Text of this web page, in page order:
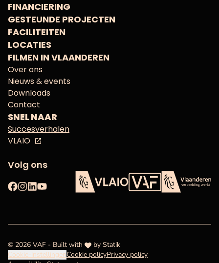
FINANCIERING
GESTEUNDE PROJECTEN
FACILITEITEN
LOCATIES
FILMEN IN VLAANDEREN
Over ons
Nieuws & events
Downloads
Contact
SNEL NAAR
Succesverhalen
VLAIO
Volg ons
Facebook
Instagram
LinkedIn
YouTube
Vlaams Audiovisueel
© 2026 VAF - Built with loveby Statik
Cookie-instellingenCookie policyPrivacy policy